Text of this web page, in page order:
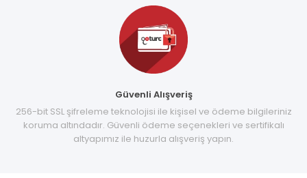
Güvenli Alışveriş
256-bit SSL şifreleme teknolojisi ile kişisel ve ödeme bilgileriniz
koruma altındadır. Güvenli ödeme seçenekleri ve sertifikalı
altyapımız ile huzurla alışveriş yapın.